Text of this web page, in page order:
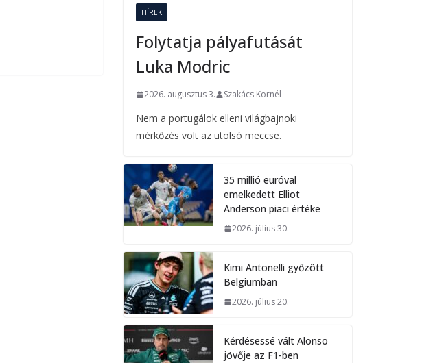
HÍREK
Folytatja pályafutását
Luka Modric
2026. augusztus 3. Szakács Kornél
Nem a portugálok elleni világbajnoki
mérkőzés volt az utolsó meccse.
35 millió euróval
emelkedett Elliot
Anderson piaci értéke
2026. július 30.
Kimi Antonelli győzött
Belgiumban
2026. július 20.
Kérdésessé vált Alonso
jövője az F1-ben